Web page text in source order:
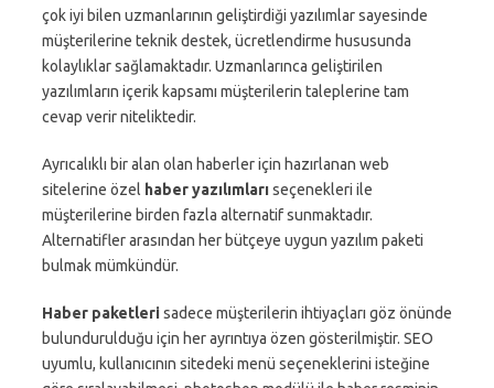
çok iyi bilen uzmanlarının geliştirdiği yazılımlar sayesinde
müşterilerine teknik destek, ücretlendirme hususunda
kolaylıklar sağlamaktadır. Uzmanlarınca geliştirilen
yazılımların içerik kapsamı müşterilerin taleplerine tam
cevap verir niteliktedir.
Ayrıcalıklı bir alan olan haberler için hazırlanan web
sitelerine özel haber yazılımlarıseçenekleri ile
müşterilerine birden fazla alternatif sunmaktadır.
Alternatifler arasından her bütçeye uygun yazılım paketi
bulmak mümkündür.
Haber paketlerisadece müşterilerin ihtiyaçları göz önünde
bulundurulduğu için her ayrıntıya özen gösterilmiştir. SEO
uyumlu, kullanıcının sitedeki menü seçeneklerini isteğine